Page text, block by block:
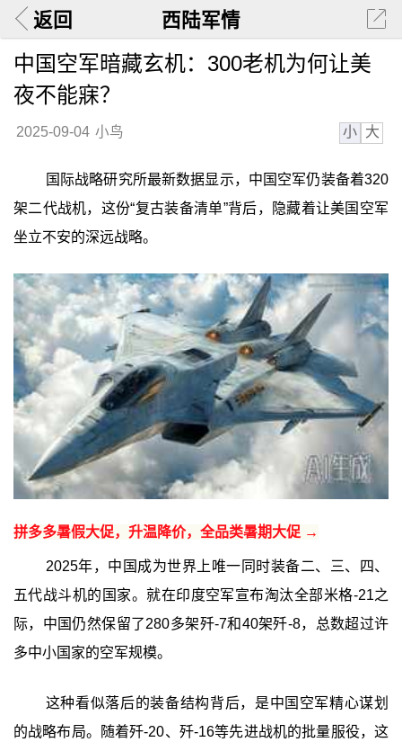
返回 西陆军情
中国空军暗藏玄机：300老机为何让美
夜不能寐？
2025-09-04 小鸟 小 大
国际战略研究所最新数据显示，中国空军仍装备着320
架二代战机，这份“复古装备清单”背后，隐藏着让美国空军
坐立不安的深远战略。
拼多多暑假大促，升温降价，全品类暑期大促 →
2025年，中国成为世界上唯一同时装备二、三、四、
五代战斗机的国家。就在印度空军宣布淘汰全部米格-21之
际，中国仍然保留了280多架歼-7和40架歼-8，总数超过许
多中小国家的空军规模。
这种看似落后的装备结构背后，是中国空军精心谋划
的战略布局。随着歼-20、歼-16等先进战机的批量服役，这